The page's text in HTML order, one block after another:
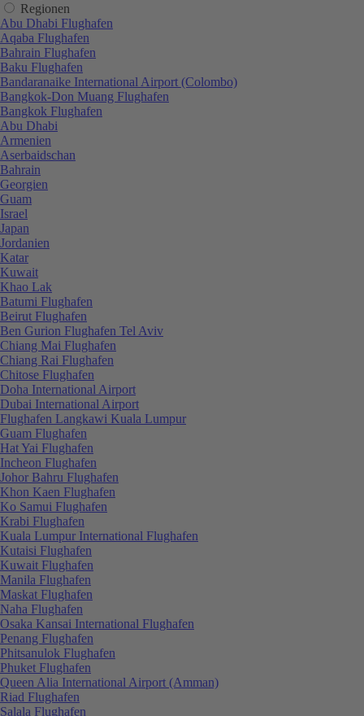
Regionen
Abu Dhabi Flughafen
Aqaba Flughafen
Bahrain Flughafen
Baku Flughafen
Bandaranaike International Airport (Colombo)
Bangkok-Don Muang Flughafen
Bangkok Flughafen
Abu Dhabi
Armenien
Aserbaidschan
Bahrain
Georgien
Guam
Israel
Japan
Jordanien
Katar
Kuwait
Khao Lak
Batumi Flughafen
Beirut Flughafen
Ben Gurion Flughafen Tel Aviv
Chiang Mai Flughafen
Chiang Rai Flughafen
Chitose Flughafen
Doha International Airport
Dubai International Airport
Flughafen Langkawi Kuala Lumpur
Guam Flughafen
Hat Yai Flughafen
Incheon Flughafen
Johor Bahru Flughafen
Khon Kaen Flughafen
Ko Samui Flughafen
Krabi Flughafen
Kuala Lumpur International Flughafen
Kutaisi Flughafen
Kuwait Flughafen
Manila Flughafen
Maskat Flughafen
Naha Flughafen
Osaka Kansai International Flughafen
Penang Flughafen
Phitsanulok Flughafen
Phuket Flughafen
Queen Alia International Airport (Amman)
Riad Flughafen
Salala Flughafen